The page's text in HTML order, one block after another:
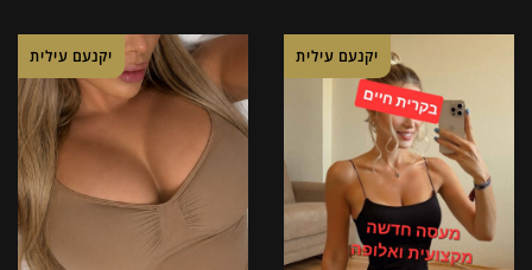
יקנעם עילית יקנעם עילית